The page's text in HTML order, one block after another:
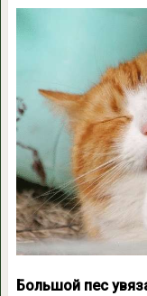
Большой пес